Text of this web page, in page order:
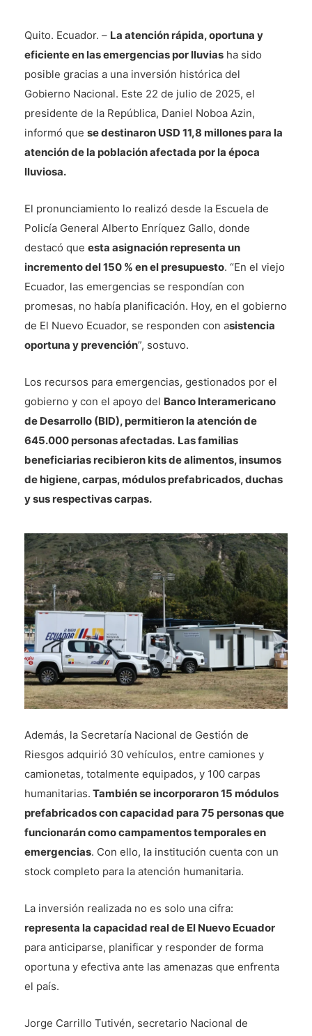
Quito. Ecuador. – La atención rápida, oportuna y
eficiente en las emergencias por lluvias ha sido
posible gracias a una inversión histórica del
Gobierno Nacional. Este 22 de julio de 2025, el
presidente de la República, Daniel Noboa Azin,
informó que se destinaron USD 11,8 millones para la
atención de la población afectada por la época
lluviosa.
El pronunciamiento lo realizó desde la Escuela de
Policía General Alberto Enríquez Gallo, donde
destacó que esta asignación representa un
incremento del 150 % en el presupuesto. “En el viejo
Ecuador, las emergencias se respondían con
promesas, no había planificación. Hoy, en el gobierno
de El Nuevo Ecuador, se responden con asistencia
oportuna y prevención”, sostuvo.
Los recursos para emergencias, gestionados por el
gobierno y con el apoyo del Banco Interamericano
de Desarrollo (BID), permitieron la atención de
645.000 personas afectadas. Las familias
beneficiarias recibieron kits de alimentos, insumos
de higiene, carpas, módulos prefabricados, duchas
y sus respectivas carpas.
Además, la Secretaría Nacional de Gestión de
Riesgos adquirió 30 vehículos, entre camiones y
camionetas, totalmente equipados, y 100 carpas
humanitarias. También se incorporaron 15 módulos
prefabricados con capacidad para 75 personas que
funcionarán como campamentos temporales en
emergencias. Con ello, la institución cuenta con un
stock completo para la atención humanitaria.
La inversión realizada no es solo una cifra:
representa la capacidad real de El Nuevo Ecuador
para anticiparse, planificar y responder de forma
oportuna y efectiva ante las amenazas que enfrenta
el país.
Jorge Carrillo Tutivén, secretario Nacional de